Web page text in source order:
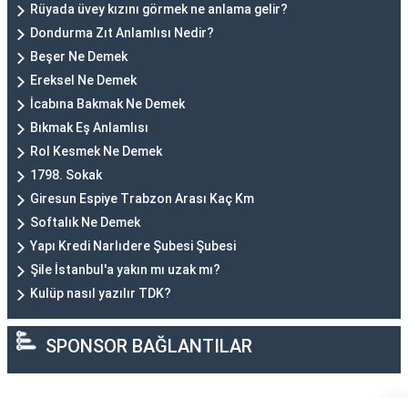
Rüyada üvey kızını görmek ne anlama gelir?
Dondurma Zıt Anlamlısı Nedir?
Beşer Ne Demek
Ereksel Ne Demek
İcabına Bakmak Ne Demek
Bıkmak Eş Anlamlısı
Rol Kesmek Ne Demek
1798. Sokak
Giresun Espiye Trabzon Arası Kaç Km
Softalık Ne Demek
Yapı Kredi Narlıdere Şubesi Şubesi
Şile İstanbul'a yakın mı uzak mı?
Kulüp nasıl yazılır TDK?
SPONSOR BAĞLANTILAR